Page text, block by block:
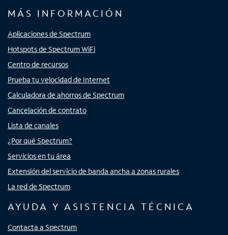
MÁS INFORMACIÓN
Aplicaciones de Spectrum
Hotspots de Spectrum WiFi
Centro de recursos
Prueba tu velocidad de Internet
Calculadora de ahorros de Spectrum
Cancelación de contrato
Lista de canales
¿Por qué Spectrum?
Servicios en tu área
Extensión del servicio de banda ancha a zonas rurales
La red de Spectrum
AYUDA Y ASISTENCIA TÉCNICA
Contacta a Spectrum